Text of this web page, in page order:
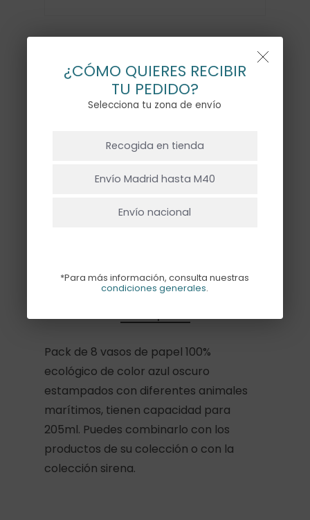
8UD
5,50€
Pack de 8 vasos de papel 100%
ecológico de color azul oscuro
estampados con diferentes animales
marítimos, tienen capacidad para
205ml. Puedes combinarlo con los
productos de su colección o con la
colección sirena.
¿CÓMO QUIERES RECIBIR
TU PEDIDO?
Selecciona tu zona de envío
Recogida en tienda
Envío Madrid hasta M40
Envío nacional
*Para más información, consulta nuestras
condiciones generales.